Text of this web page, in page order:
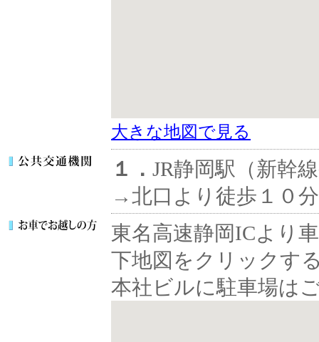
大きな地図で見る
１． JR静岡駅（新幹
→北口より徒歩１０
東名高速静岡ICより
下地図をクリックす
本社ビルに駐車場は